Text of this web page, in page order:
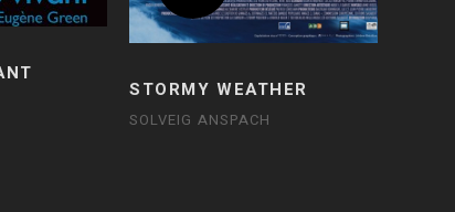
STORMY WEATHER
SOLVEIG ANSPACH